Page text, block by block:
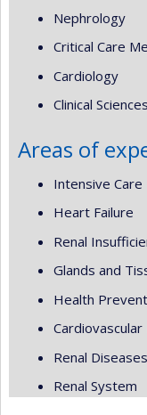
Nephrology
Critical Care
Cardiology
Clinical Sciences
Areas of
Intensive Care
Heart Failure
Renal
Glands and
Health
Renal Diseases
Renal System